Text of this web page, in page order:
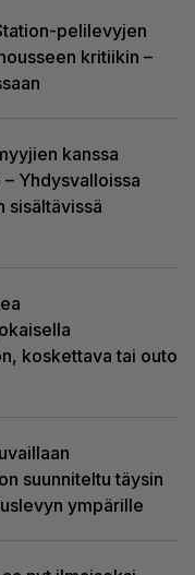
pelilevyjen
kritiikin –
kanssa
Yhdysvalloissa
sisältävissä
koskettava tai outo
suunniteltu täysin
ympärille